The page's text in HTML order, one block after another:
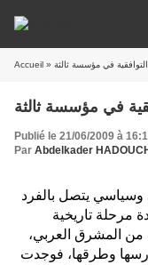
Accueil » التوافقية في مؤسسة ثالثة
في مؤسسة ثالثة
Publié le 21/06/2009 à
Par
يتصل بالفرد
مرحلة تاريخية
من المشرق العربي،
وطرقها، فوجدت